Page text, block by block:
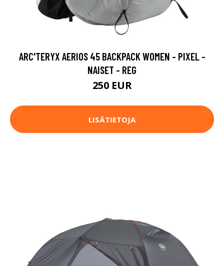
ARC'TERYX AERIOS 45 BACKPACK WOMEN - PIXEL -
NAISET - REG
250 EUR
LISÄTIETOJA